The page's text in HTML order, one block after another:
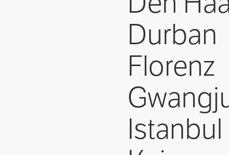
Durban
Florenz
Istanbul